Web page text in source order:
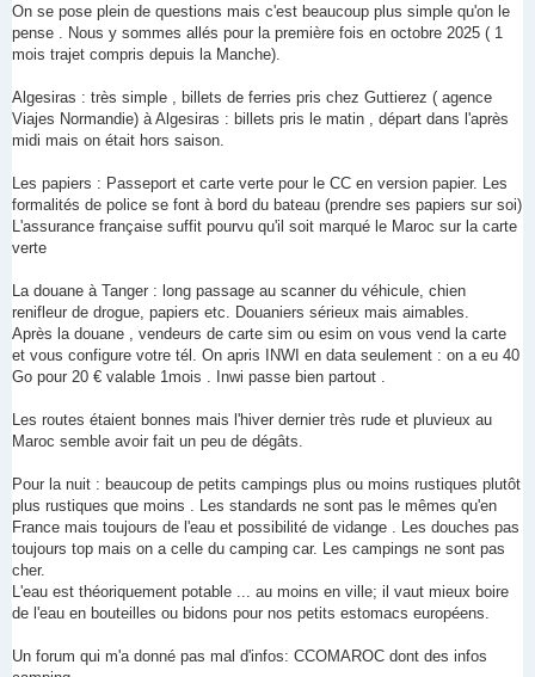
a
g
n
l
u
On se pose plein de questions mais c'est beaucoup plus simple qu'on le
pense . Nous y sommes allés pour la première fois en octobre 2025 ( 1
mois trajet compris depuis la Manche).
Algesiras : très simple , billets de ferries pris chez Guttierez ( agence
Viajes Normandie) à Algesiras : billets pris le matin , départ dans l'après
midi mais on était hors saison.
Les papiers : Passeport et carte verte pour le CC en version papier. Les
formalités de police se font à bord du bateau (prendre ses papiers sur soi)
L'assurance française suffit pourvu qu'il soit marqué le Maroc sur la carte
verte
La douane à Tanger : long passage au scanner du véhicule, chien
renifleur de drogue, papiers etc. Douaniers sérieux mais aimables.
Après la douane , vendeurs de carte sim ou esim on vous vend la carte
et vous configure votre tél. On apris INWI en data seulement : on a eu 40
Go pour 20 € valable 1mois . Inwi passe bien partout .
Les routes étaient bonnes mais l'hiver dernier très rude et pluvieux au
Maroc semble avoir fait un peu de dégâts.
Pour la nuit : beaucoup de petits campings plus ou moins rustiques plutôt
plus rustiques que moins . Les standards ne sont pas le mêmes qu'en
France mais toujours de l'eau et possibilité de vidange . Les douches pas
toujours top mais on a celle du camping car. Les campings ne sont pas
cher.
L'eau est théoriquement potable ... au moins en ville; il vaut mieux boire
de l'eau en bouteilles ou bidons pour nos petits estomacs européens.
Un forum qui m'a donné pas mal d'infos: CCOMAROC dont des infos